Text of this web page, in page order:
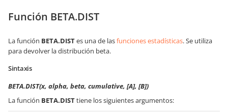
Función BETA.DIST
La función BETA.DISTes una de lasfunciones estadísticas. Se utiliza
para devolver la distribución beta.
Sintaxis
BETA.DIST(x, alpha, beta, cumulative, [A], [B])
La función BETA.DISTtiene los siguientes argumentos: